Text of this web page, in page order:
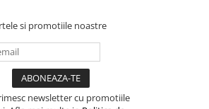
si promotiile noastre
newsletter cu promotiile